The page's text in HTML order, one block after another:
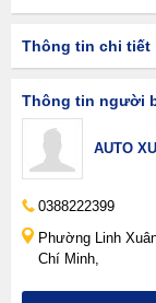
Thông tin chi tiết
Thông tin người
AUTO
0388222399
Phường Linh
Chí Minh,